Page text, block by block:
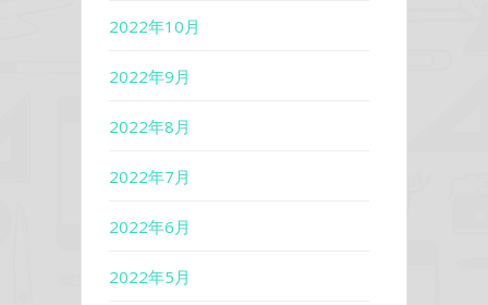
2022年10月
2022年9月
2022年8月
2022年7月
2022年6月
2022年5月